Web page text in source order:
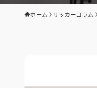
ホーム サッカーコラム